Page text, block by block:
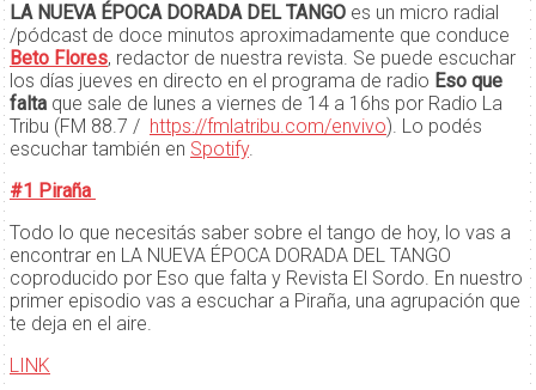
LA NUEVA ÉPOCA DORADA DEL TANGO es un micro radial
/pódcast de doce minutos aproximadamente que conduce
Beto Flores, redactor de nuestra revista. Se puede escuchar
los días jueves en directo en el programa de radio Eso que
falta que sale de lunes a viernes de 14 a 16hs por Radio La
Tribu (FM 88.7 / https://fmlatribu.com/envivo). Lo podés
escuchar también en Spotify.
#1 Piraña
Todo lo que necesitás saber sobre el tango de hoy, lo vas a
encontrar en LA NUEVA ÉPOCA DORADA DEL TANGO
coproducido por Eso que falta y Revista El Sordo. En nuestro
primer episodio vas a escuchar a Piraña, una agrupación que
te deja en el aire.
LINK